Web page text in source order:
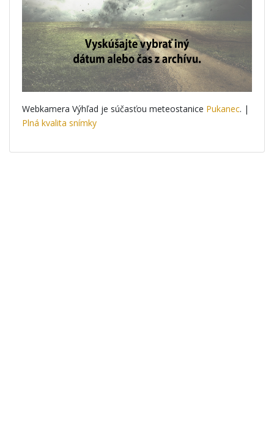
Webkamera Výhľad je súčasťou meteostanice Pukanec. |
Plná kvalita snímky